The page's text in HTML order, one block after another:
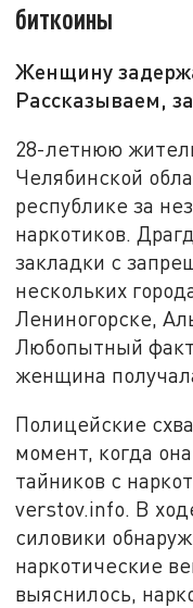
биткоины
Женщину
Рассказываем,
28-летнюю
Челябинской
республике за
наркотиков.
закладки с
нескольких
Лениногорске,
Любопытный
женщина
Полицейские
момент, когда
тайников с
verstov.info. В
силовики
наркотические
выяснилось,